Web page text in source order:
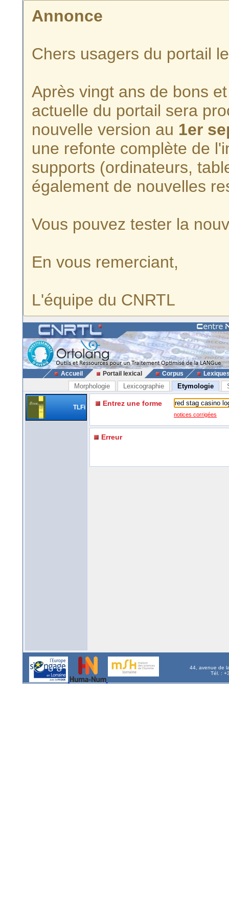
Annonce
Chers usagers du portail
Après vingt ans de bons
actuelle du portail sera
nouvelle version au 1er
une refonte complète de
supports (ordinateurs,
également de nouvelles
Vous pouvez tester la
En vous remerciant,
L'équipe du CNRTL
Accueil Portail lexical Corpus
Morphologie Lexicographie Etymologie
TLFi Entrez une forme
notices corrigées
Erreur
44, avenue de
Tél. :